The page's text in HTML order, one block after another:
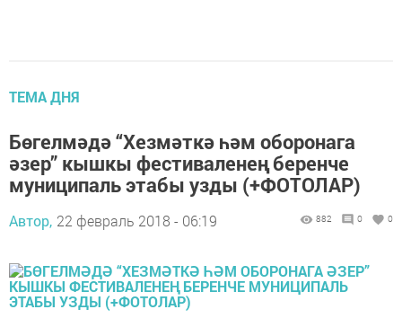
ТЕМА ДНЯ
Бөгелмәдә “Хезмәткә һәм оборонага
әзер” кышкы фестиваленең беренче
муниципаль этабы узды (+ФОТОЛАР)
Автор, 22 февраль 2018 - 06:19 882 0 0